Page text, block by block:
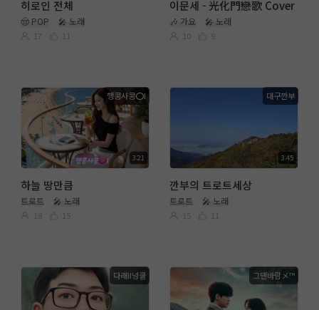
히로인 전체
🤠 POP 🎤 노래
17 11
이문세 - 光化門戀歌 Cover
🎶 가요 🎤 노래
10 9
3:21
행콩사콩⭕l
하늘 땅만큼
트로트 🎤 노래
18 15
3:45
대구깐부
깐부의 트로트세상
트로트 🎤 노래
15 11
다래II넝쿨 그댄바람メ™